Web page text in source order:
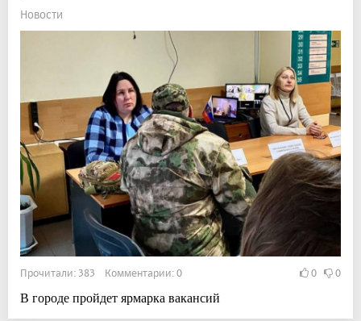
Новости
Прочитали: 383 Комментарии: 0 0 0
В городе пройдет ярмарка вакансий